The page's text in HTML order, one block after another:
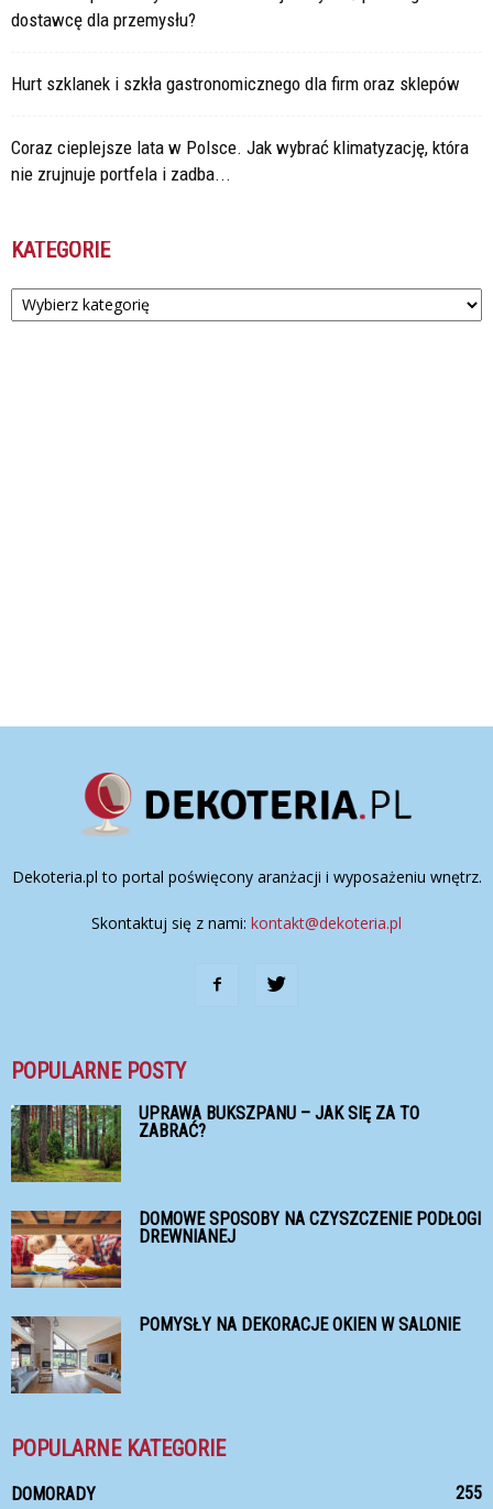
dostawcę dla przemysłu?
Hurt szklanek i szkła gastronomicznego dla firm oraz sklepów
Coraz cieplejsze lata w Polsce. Jak wybrać klimatyzację, która
nie zrujnuje portfela i zadba...
KATEGORIE
Kategorie
Dekoteria.pl to portal poświęcony aranżacji i wyposażeniu wnętrz.
Skontaktuj się z nami: kontakt@dekoteria.pl
POPULARNE POSTY
UPRAWA BUKSZPANU – JAK SIĘ ZA TO
ZABRAĆ?
DOMOWE SPOSOBY NA CZYSZCZENIE PODŁOGI
DREWNIANEJ
POMYSŁY NA DEKORACJE OKIEN W SALONIE
POPULARNE KATEGORIE
DOMORADY 255